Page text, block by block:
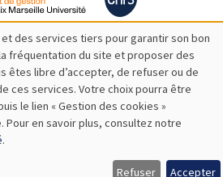
des services tiers pour garantir son bon
fréquentation du site et proposer des
êtes libre d’accepter, de refuser ou de
ces services. Votre choix pourra être
le lien « Gestion des cookies »
Pour en savoir plus, consultez notre
.
Refuser Accepter